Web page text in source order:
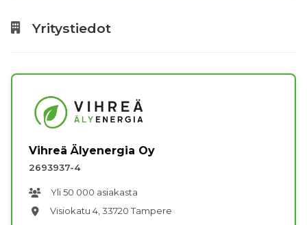
Yritystiedot
Vihreä Älyenergia Oy
2693937-4
Yli 50 000 asiakasta
Visiokatu 4, 33720 Tampere